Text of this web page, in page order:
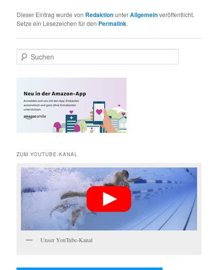
Dieser Eintrag wurde von RedaktionunterAllgemeinveröffentlicht.
Setze ein Lesezeichen für den Permalink.
u
ZUM YOUTUBE-KANAL
Unser YouTube-Kanal